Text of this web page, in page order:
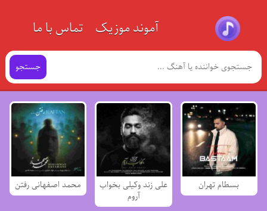
آموند موزیک تماس با ما
جستجو
بسطام تهران
علی زند وکیلی بخواب
آروم
محمد اصفهانی رفتن